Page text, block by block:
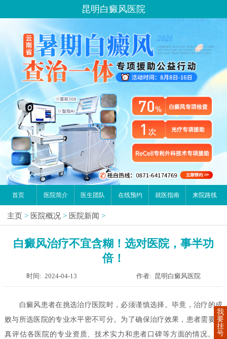
昆明白癜风医院
首页 医院简介 医生团队 在线预约 就医指南 来院路线
主页 > 医院概况 > 医院新闻 >
白癜风治疗不宜含糊！选对医院，事半功
倍！
时间: 2024-04-13 作者: 昆明白癜风医院
白癜风患者在挑选治疗医院时，必须谨慎选择。毕竟，治疗的成
败与所选医院的专业水平密不可分。为了确保治疗效果，患者需要认
真评估各医院的专业资质、技术实力和患者口碑等方面的情况。那
我
要
挂
号